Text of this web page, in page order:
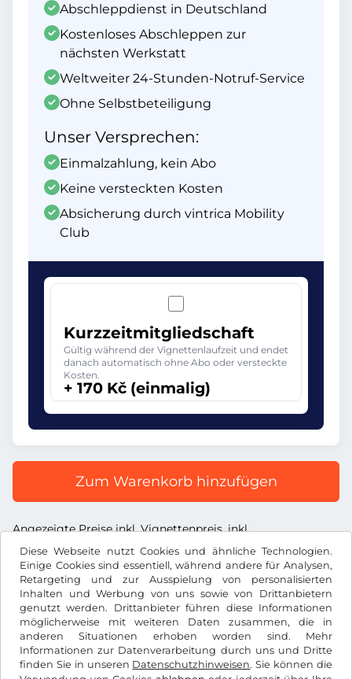
Diese Webseite nutzt Cookies und ähnliche Technologien.
Einige Cookies sind essentiell, während andere für Analysen,
Retargeting und zur Ausspielung von personalisierten
Inhalten und Werbung von uns sowie von Drittanbietern
genutzt werden. Drittanbieter führen diese Informationen
möglicherweise mit weiteren Daten zusammen, die in
anderen Situationen erhoben worden sind. Mehr
Informationen zur Datenverarbeitung durch uns und Dritte
finden Sie in unseren Datenschutzhinweisen. Sie können die
Abschleppdienst in Deutschland
Kostenloses Abschleppen zur
nächsten Werkstatt
Weltweiter 24-Stunden-Notruf-Service
Ohne Selbstbeteiligung
Unser Versprechen:
Einmalzahlung, kein Abo
Keine versteckten Kosten
Absicherung durch vintrica Mobility
Club
Kurzzeitmitgliedschaft
Gültig während der Vignettenlaufzeit und endet
danach automatisch ohne Abo oder versteckte
Kosten.
+ 170 Kč (einmalig)
Zum Warenkorb hinzufügen
Angezeigte Preise inkl. Vignettenpreis, inkl.
Dienstleistungsentgelt und inkl. der gesetzl. MwSt.
KčCZK
Facebook Instagram